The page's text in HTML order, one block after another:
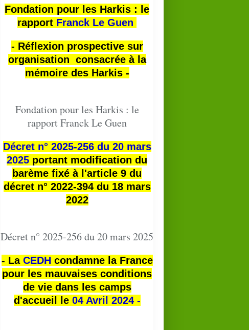
Fondation pour les Harkis : le
rapport Franck Le Guen
- Réflexion prospective sur
organisation consacrée à la
mémoire des Harkis -
Fondation pour les Harkis : le
rapport Franck Le Guen
Décret n° 2025-256 du 20 mars
2025 portant modification du
barème fixé à l'article 9 du
décret n° 2022-394 du 18 mars
2022
Décret n° 2025-256 du 20 mars 2025
- La CEDHcondamne la France
pour les mauvaises conditions
de vie dans les camps
d'accueil le 04 Avril 2024 -